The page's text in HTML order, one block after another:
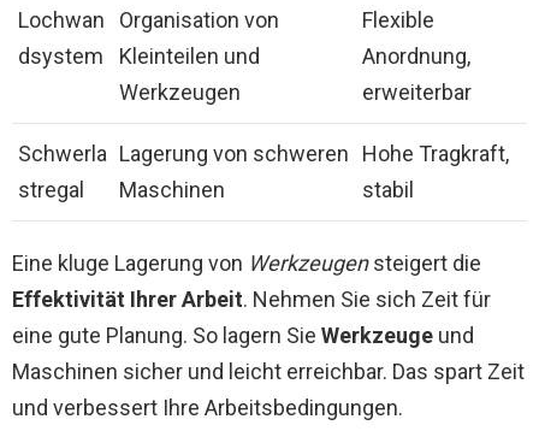
Lochwan
dsystem
Organisation von
Kleinteilen und
Werkzeugen
Flexible
Anordnung,
erweiterbar
Schwerla
stregal
Lagerung von schweren
Maschinen
Hohe Tragkraft,
stabil
Eine kluge Lagerung von Werkzeugensteigert die
Effektivität Ihrer Arbeit. Nehmen Sie sich Zeit für
eine gute Planung. So lagern Sie Werkzeuge und
Maschinen sicher und leicht erreichbar. Das spart Zeit
und verbessert Ihre Arbeitsbedingungen.